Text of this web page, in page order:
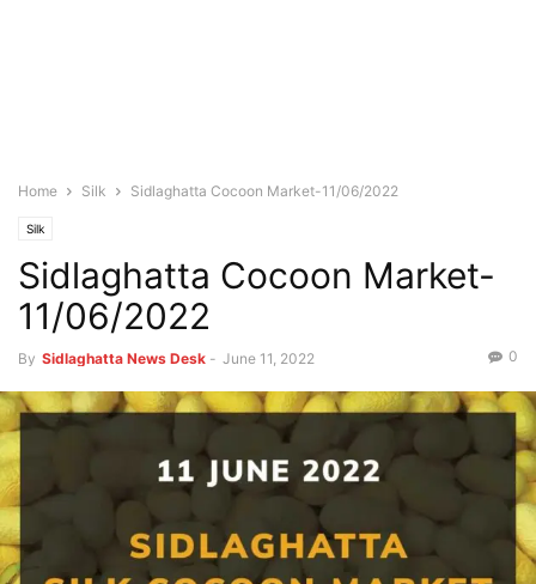
Home Silk Sidlaghatta Cocoon Market-11/06/2022
Silk
Sidlaghatta Cocoon Market-
11/06/2022
By Sidlaghatta News Desk - June 11, 2022 0